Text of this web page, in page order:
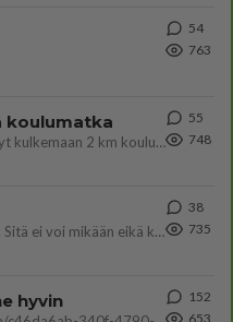
54
763
koulumatka
Hesarissa päivitellään lapset joutuu nyt kulkemaan 2 km kouluun jösses. Ruostefillarilla tuo matka menee vaikka miten äk
55
748
Kohtaamme jälleen kun on oikea aika. Sitä ei voi mikään eikä kukaan estää <3 <3
38
735
hyvin
152
653